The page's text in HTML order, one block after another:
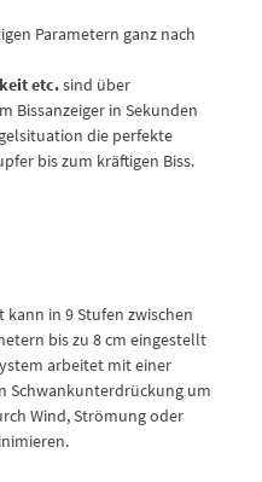
Parametern ganz nach
etc.sind über
Bissanzeiger in Sekunden
die perfekte
bis zum kräftigen Biss.
kann in 9 Stufen zwischen
bis zu 8 cm eingestellt
arbeitet mit einer
Schwankunterdrückung um
Wind, Strömung oder